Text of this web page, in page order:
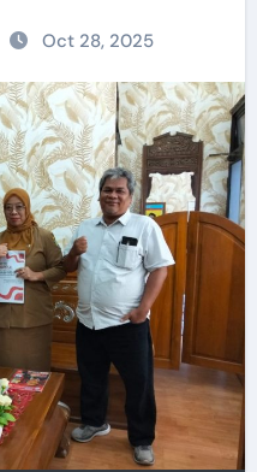
Oct 28, 2025